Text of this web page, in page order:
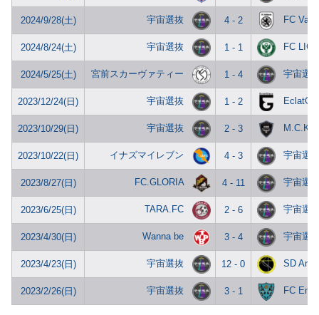
2024/9/28(土) 宇宙選抜 4 - 2 FC
2024/8/24(土) 宇宙選抜 1 - 1 FC
2024/5/25(土) 宮前スカーヴァティー 1 - 4 宇宙選
2023/12/24(日) 宇宙選抜 1 - 2
2023/10/29(日) 宇宙選抜 2 - 3
2023/10/22(日) イナズマイレブン 4 - 3 宇宙選
2023/8/27(日) FC.GLORIA 4 - 11 宇宙選
2023/6/25(日) TARA.FC 2 - 6 宇宙選
2023/4/30(日) Wanna be 3 - 4 宇宙選
2023/4/23(日) 宇宙選抜 12 - 0 SD
2023/2/26(日) 宇宙選抜 3 - 1 FC